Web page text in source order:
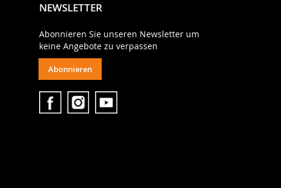
NEWSLETTER
Abonnieren Sie unseren Newsletter um
keine Angebote zu verpassen
Abonnieren